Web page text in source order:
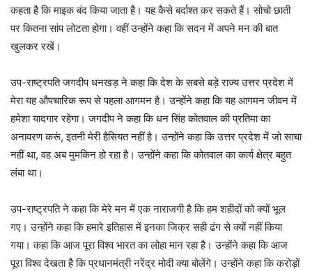
कहता है कि माइक बंद किया जाता है। यह कैसे बर्दाश्त कर सकते हैं। सोचो छाती
पर कितना सांप लोटता होगा। वहीं उन्होंने कहा कि सदन में अपने मन की बात
खुलकर रखें।
उप-राष्ट्रपति जगदीप धनखड़ ने कहा कि देश के सबसे बड़े राज्य उत्तर प्रदेश में
मेरा यह औपचारिक रूप से पहला आगमन है। उन्होंने कहा कि यह आगमन जीवन में
हमेशा यादगार रहेगा। जगदीप ने कहा कि धन सिंह कोतवाल की प्रतिमा का
अनावरण करूं, इतनी मेरी हैसियत नहीं है। उन्होंने कहा कि उत्तर प्रदेश में जो साचा
नहीं था, वह अब मुमकिन हो रहा है। उन्होंने कहा कि कोतवाल का कार्य क्षेत्र बहुत
लंबा था।
उप-राष्ट्रपति ने कहा कि मेरे मन में एक नाराजगी है कि हम शहीदों को क्यों भूल
गए। उन्होंने कहा कि हमारे इतिहास में इनका जिक्र सही ढंग से क्यों नहीं किया
गया। कहा कि आज पूरा विश्व भारत का लोहा मान रहा है। उन्होंने कहा कि आज
पूरा विश्व देखता है कि प्रधानमंत्री नरेंद्र मोदी क्या बोलेंगे। उन्होंने कहा कि करोड़ों